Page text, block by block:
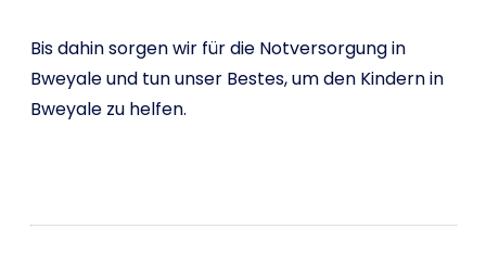
Bis dahin sorgen wir für die Notversorgung in
Bweyale und tun unser Bestes, um den Kindern in
Bweyale zu helfen.